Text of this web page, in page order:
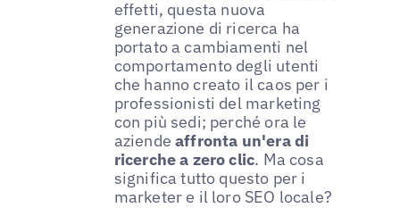
effetti, questa nuova
generazione di ricerca ha
portato a cambiamenti nel
comportamento degli utenti
che hanno creato il caos per i
professionisti del marketing
con più sedi; perché ora le
aziendeaffronta un'era di
ricerche a zero clic. Ma cosa
significa tutto questo per i
marketer e il loro SEO locale?